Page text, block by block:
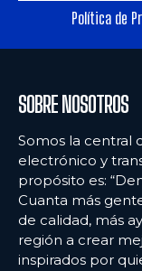
ARGENTINA
BOLIVIA
CHILE
COLOMBIA
ECUADOR
ARGENTINA
BOLIVIA
CHILE
COLOMBIA
ECUADOR
Política de
SOBRE NOSOTROS
Somos la central
electrónico y
propósito es:
Cuanta más
de calidad, más
región a crear
inspirados por